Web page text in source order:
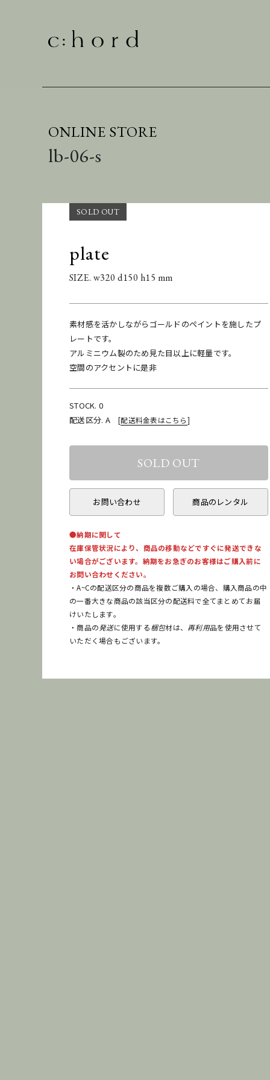
ONLINE STORE
lb-06-s
plate
SIZE. w320 d150 h15 mm
素材感を活かしながらゴールドのペイントを施したプ
レートです。
アルミニウム製のため見た目以上に軽量です。
空間のアクセントに是非
STOCK. 0
配送区分. A[配送料金表はこちら]
お問い合わせ 商品のレンタル
●納期に関して
在庫保管状況により、商品の移動などですぐに発送できな
い場合がございます。納期をお急ぎのお客様はご購入前に
お問い合わせください。
・A~Cの配送区分の商品を複数ご購入の場合、購入商品の中
の一番大きな商品の該当区分の配送料で全てまとめてお届
けいたします。
・商品の発送に使用する梱包材は、 再利用品を使用させて
いただく場合もございます。